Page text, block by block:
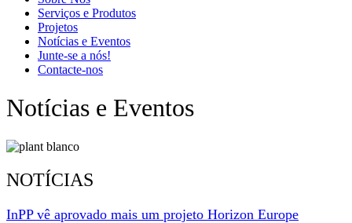
Serviços e Produtos
Projetos
Notícias e Eventos
Junte-se a nós!
Contacte-nos
Notícias e Eventos
NOTÍCIAS
InPP vê aprovado mais um projeto Horizon Europe